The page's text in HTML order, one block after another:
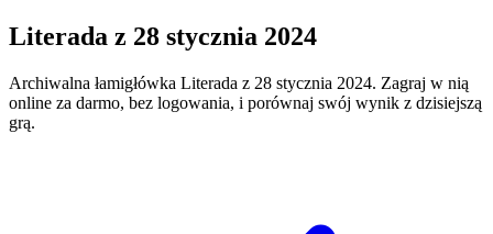
Literada z 28 stycznia 2024
Archiwalna łamigłówka Literada z 28 stycznia 2024. Zagraj w nią
online za darmo, bez logowania, i porównaj swój wynik z dzisiejszą
grą.